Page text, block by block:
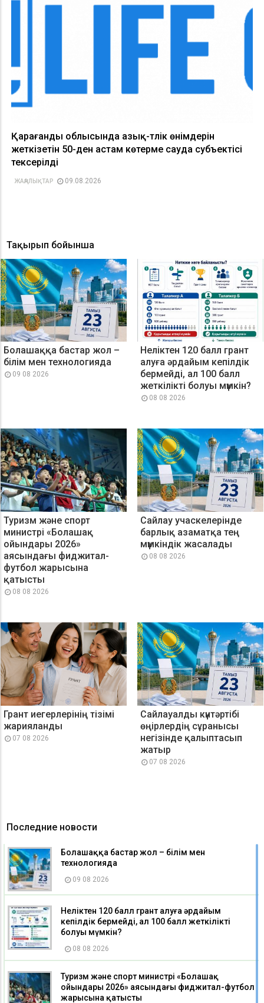
Қарағанды облысында азық-түлік өнімдерін
жеткізетін 50-ден астам көтерме сауда субъектісі
тексерілді
ЖАҢАЛЫҚТАР 09.08.2026
Тақырып бойынша
Болашаққа бастар жол –
білім мен технологияда
09 08 2026
Неліктен 120 балл грант
алуға әрдайым кепілдік
бермейді, ал 100 балл
жеткілікті болуы мүмкін?
08 08 2026
Туризм және спорт
министрі «Болашақ
ойындары 2026»
аясындағы фиджитал-
футбол жарысына
қатысты
08 08 2026
Сайлау учаскелерінде
барлық азаматқа тең
мүмкіндік жасалады
08 08 2026
Грант иегерлерінің тізімі
жарияланды
07 08 2026
Сайлауалды күнтәртібі
өңірлердің сұранысы
негізінде қалыптасып
жатыр
07 08 2026
Последние новости
Болашаққа бастар жол – білім мен
технологияда
09 08 2026
Неліктен 120 балл грант алуға әрдайым
кепілдік бермейді, ал 100 балл жеткілікті
болуы мүмкін?
08 08 2026
Туризм және спорт министрі «Болашақ
ойындары 2026» аясындағы фиджитал-футбол
жарысына қатысты